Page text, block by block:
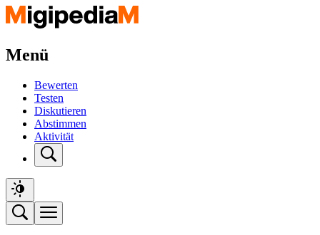
Menü
Bewerten
Testen
Diskutieren
Abstimmen
Aktivität